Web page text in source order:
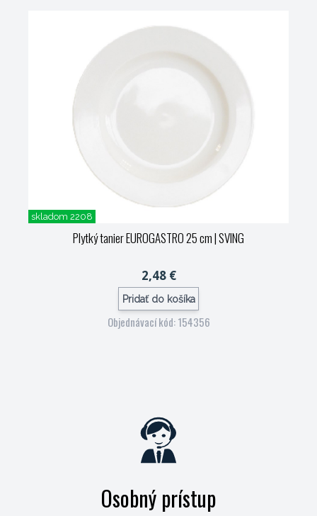
skladom 2208
Plytký tanier EUROGASTRO 25 cm| SVING
2,48 €
Pridať do košíka
Objednávací kód: 154356
Osobný prístup